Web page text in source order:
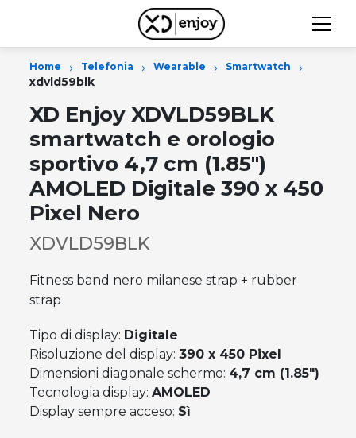
Home › Telefonia › Wearable › Smartwatch ›
xdvld59blk
XD Enjoy XDVLD59BLK
smartwatch e orologio
sportivo 4,7 cm (1.85")
AMOLED Digitale 390 x 450
Pixel Nero
XDVLD59BLK
Fitness band nero milanese strap + rubber
strap
Tipo di display: Digitale
Risoluzione del display:390 x 450 Pixel
Dimensioni diagonale schermo: 4,7 cm (1.85")
Tecnologia display:AMOLED
Display sempre acceso: Sì